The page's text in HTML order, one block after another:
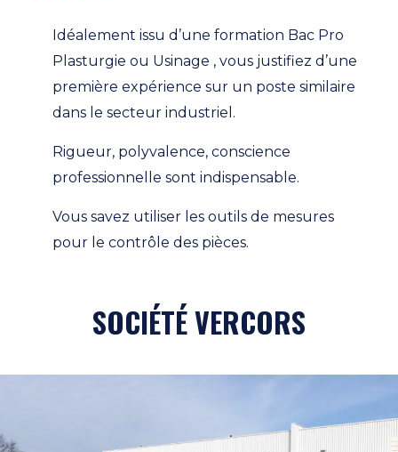
Idéalement issu d’une formation Bac Pro
Plasturgie ou Usinage , vous justifiez d’une
première expérience sur un poste similaire
dans le secteur industriel.
Rigueur, polyvalence, conscience
professionnelle sont indispensable.
Vous savez utiliser les outils de mesures
pour le contrôle des pièces.
SOCIÉTÉ VERCORS